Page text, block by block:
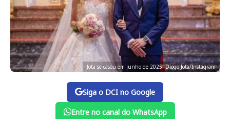
Jota se casou em junho de 2025. Diogo Jota/Instagram
Siga o DCI no Google
Entre no canal do WhatsApp